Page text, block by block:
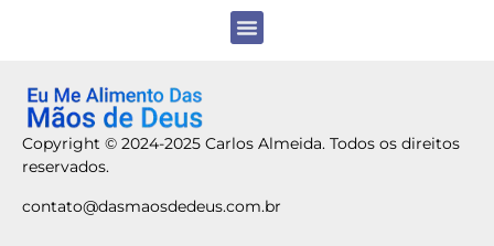
Copyright © 2024-2025 Carlos Almeida. Todos os direitos
reservados.
contato@dasmaosdedeus.com.br